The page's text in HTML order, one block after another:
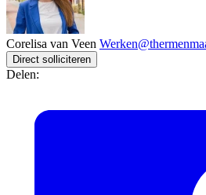
Corelisa van Veen
Direct solliciteren
Delen: